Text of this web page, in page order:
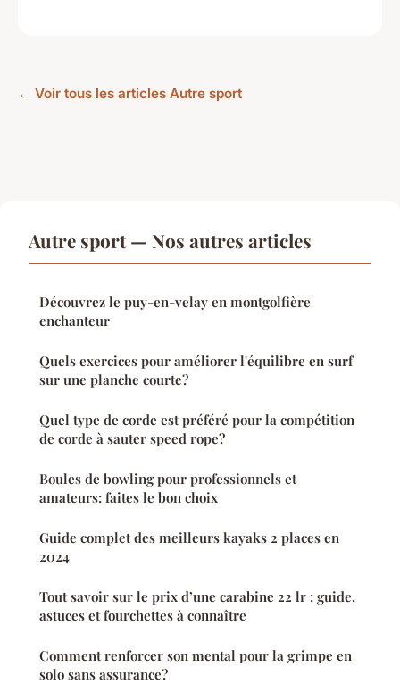
← Voir tous les articles Autre sport
Autre sport — Nos autres articles
Découvrez le puy-en-velay en montgolfière
enchanteur
Quels exercices pour améliorer l'équilibre en surf
sur une planche courte?
Quel type de corde est préféré pour la compétition
de corde à sauter speed rope?
Boules de bowling pour professionnels et
amateurs: faites le bon choix
Guide complet des meilleurs kayaks 2 places en
2024
Tout savoir sur le prix d’une carabine 22 lr : guide,
astuces et fourchettes à connaître
Comment renforcer son mental pour la grimpe en
solo sans assurance?